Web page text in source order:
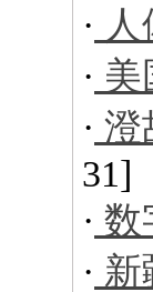
·
· 美
· 澄
31]
· 数
· 新